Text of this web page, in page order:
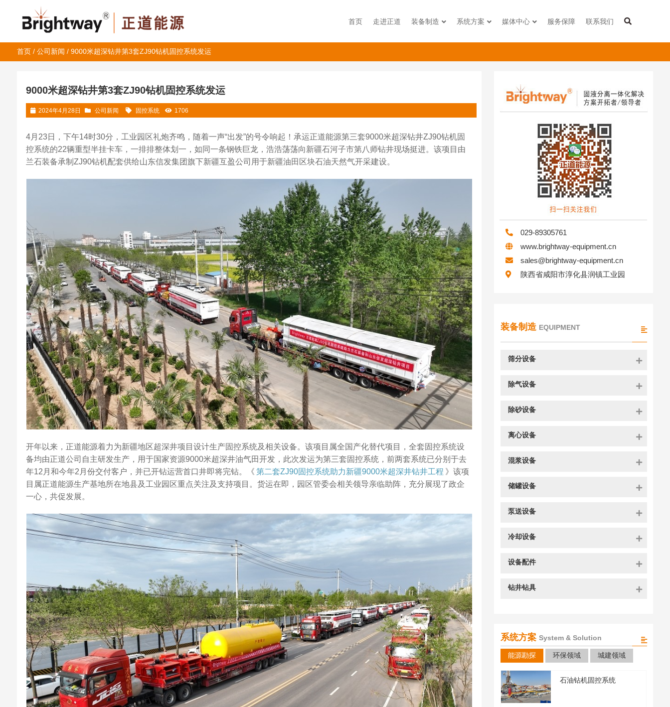
首页 走进正道 装备制造 系统方案 媒体中心 服务保障 联系我们
首页/ 公司新闻 / 9000米超深钻井第3套ZJ90钻机固控系统发运
9000米超深钻井第3套ZJ90钻机固控系统发运
2024年4月28日 公司新闻 固控系统 1706
4月23日，下午14时30分，工业园区礼炮齐鸣，随着一声“出发”的号令响起！承运正道能源第三套9000米超深钻井ZJ90钻机固
控系统的22辆重型半挂卡车，一排排整体划一，如同一条钢铁巨龙，浩浩荡荡向新疆石河子市第八师钻井现场挺进。该项目由
兰石装备承制ZJ90钻机配套供给山东信发集团旗下新疆互盈公司用于新疆油田区块石油天然气开采建设。
开年以来，正道能源着力为新疆地区超深井项目设计生产固控系统及相关设备。该项目属全国产化替代项目，全套固控系统设
备均由正道公司自主研发生产，用于国家资源9000米超深井油气田开发，此次发运为第三套固控系统，前两套系统已分别于去
年12月和今年2月份交付客户，并已开钻运营首口井即将完钻。《 第二套ZJ90固控系统助力新疆9000米超深井钻井工程 》该项
目属正道能源生产基地所在地县及工业园区重点关注及支持项目。货运在即，园区管委会相关领导亲临助阵，充分展现了政企
一心，共促发展。
029-89305761
www.brightway-equipment.cn
sales@brightway-equipment.cn
陕西省咸阳市淳化县润镇工业园
装备制造 EQUIPMENT
筛分设备
除气设备
除砂设备
离心设备
混浆设备
储罐设备
泵送设备
冷却设备
设备配件
钻井钻具
系统方案 System & Solution
能源勘探 环保领域 城建领域
石油钻机固控系统